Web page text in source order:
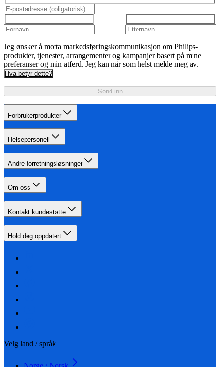
Jeg ønsker å motta markedsføringskommunikasjon om Philips-
produkter, tjenester, arrangementer og kampanjer basert på mine
preferanser og min atferd. Jeg kan når som helst melde meg av.
Hva betyr dette?
Send inn
Forbrukerprodukter
Helsepersonell
Andre forretningsløsninger
Om oss
Kontakt kundestøtte
Hold deg oppdatert
Velg land / språk
Norge / Norsk